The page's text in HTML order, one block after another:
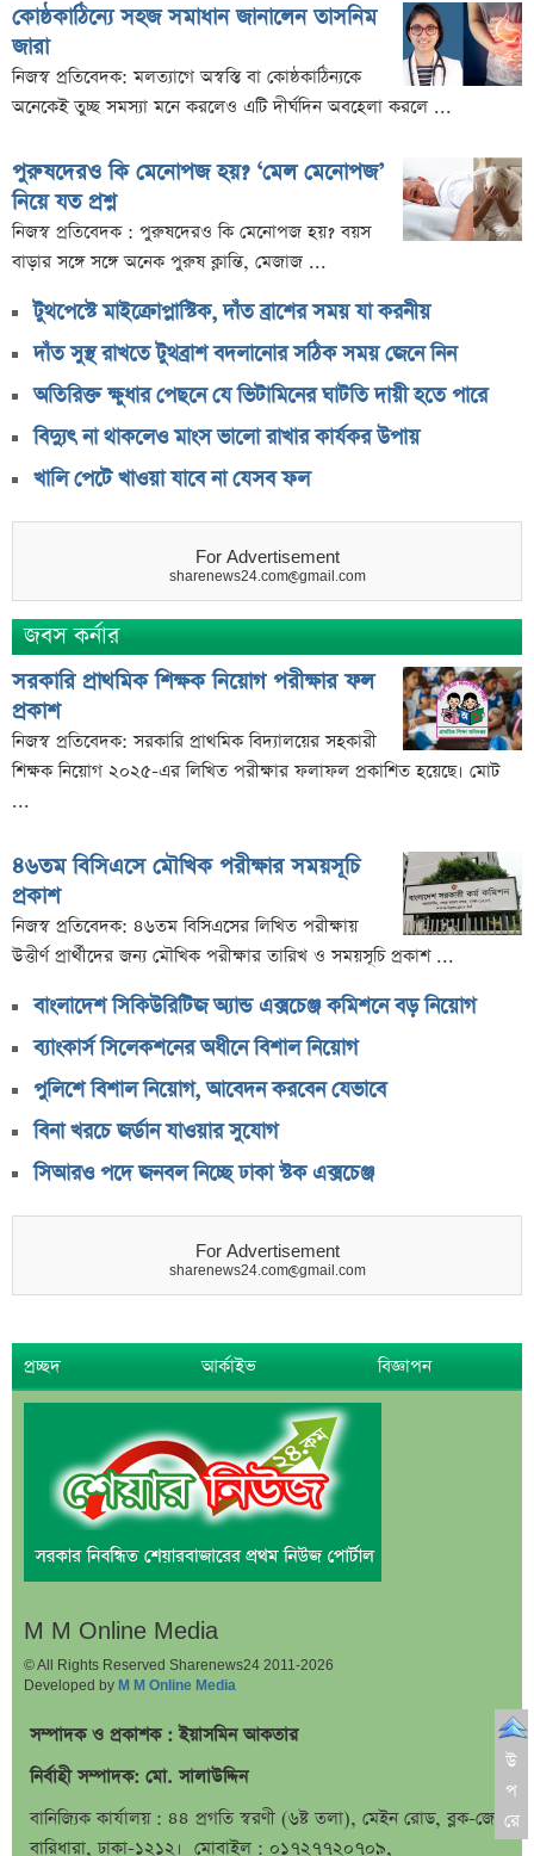
কোষ্ঠকাঠিন্যে সহজ সমাধান জানালেন তাসনিম
জারা
নিজস্ব প্রতিবেদক: মলত্যাগে অস্বস্তি বা কোষ্ঠকাঠিন্যকে
অনেকেই তুচ্ছ সমস্যা মনে করলেও এটি দীর্ঘদিন অবহেলা করলে ...
পুরুষদেরও কি মেনোপজ হয়? ‘মেল মেনোপজ’
নিয়ে যত প্রশ্ন
নিজস্ব প্রতিবেদক : পুরুষদেরও কি মেনোপজ হয়? বয়স
বাড়ার সঙ্গে সঙ্গে অনেক পুরুষ ক্লান্তি, মেজাজ ...
টুথপেস্টে মাইক্রোপ্লাস্টিক, দাঁত ব্রাশের সময় যা করনীয়
দাঁত সুস্থ রাখতে টুথব্রাশ বদলানোর সঠিক সময় জেনে নিন
অতিরিক্ত ক্ষুধার পেছনে যে ভিটামিনের ঘাটতি দায়ী হতে পারে
বিদ্যুৎ না থাকলেও মাংস ভালো রাখার কার্যকর উপায়
খালি পেটে খাওয়া যাবে না যেসব ফল
For Advertisement
sharenews24.com@gmail.com
জবস কর্নার
সরকারি প্রাথমিক শিক্ষক নিয়োগ পরীক্ষার ফল
প্রকাশ
নিজস্ব প্রতিবেদক: সরকারি প্রাথমিক বিদ্যালয়ের সহকারী
শিক্ষক নিয়োগ ২০২৫-এর লিখিত পরীক্ষার ফলাফল প্রকাশিত হয়েছে। মোট
...
৪৬তম বিসিএসে মৌখিক পরীক্ষার সময়সূচি
প্রকাশ
নিজস্ব প্রতিবেদক: ৪৬তম বিসিএসের লিখিত পরীক্ষায়
উত্তীর্ণ প্রার্থীদের জন্য মৌখিক পরীক্ষার তারিখ ও সময়সূচি প্রকাশ ...
বাংলাদেশ সিকিউরিটিজ অ্যান্ড এক্সচেঞ্জ কমিশনে বড় নিয়োগ
ব্যাংকার্স সিলেকশনের অধীনে বিশাল নিয়োগ
পুলিশে বিশাল নিয়োগ, আবেদন করবেন যেভাবে
বিনা খরচে জর্ডান যাওয়ার সুযোগ
সিআরও পদে জনবল নিচ্ছে ঢাকা স্টক এক্সচেঞ্জ
For Advertisement
sharenews24.com@gmail.com
প্রচ্ছদ আর্কাইভ বিজ্ঞাপন
M M Online Media
© All Rights Reserved Sharenews24 2011-2026
Developed by M M Online Media
সম্পাদক ও প্রকাশক : ইয়াসমিন আকতার
নির্বাহী সম্পাদক: মো. সালাউদ্দিন
বানিজ্যিক কার্যালয় : ৪৪ প্রগতি স্বরণী (৬ষ্ট তলা), মেইন রোড, ব্লক-জে,
বারিধারা, ঢাকা-১২১২। মোবাইল : ০১৭২৭৭২০৭০৯,
উ
প
রে